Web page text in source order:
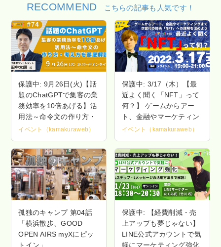
RECOMMEND こちらの記事も人気です！
保護中: 9月26日(火)【話
題のChatGPTで集客の業
務効率を10倍あげる】活
用法～命令文の作り方・
考え方を徹底解説
イベント（kamakuraweb）
保護中: 3/17（木）【最
近よく聞く「NFT」って
何？】 ゲームからアー
ト、金融やマーケティン
グまで。 次世代の技術
よう
イベント（kamakuraweb）
孤独のキャンプ 第04話
「横浜散歩、GOOD
OPEN AIRS myXにピッ
トイン」
保護中: 【経費削減・売
上アップも夢じゃない】
LINE公式アカウントで気
軽にマーケティング強化